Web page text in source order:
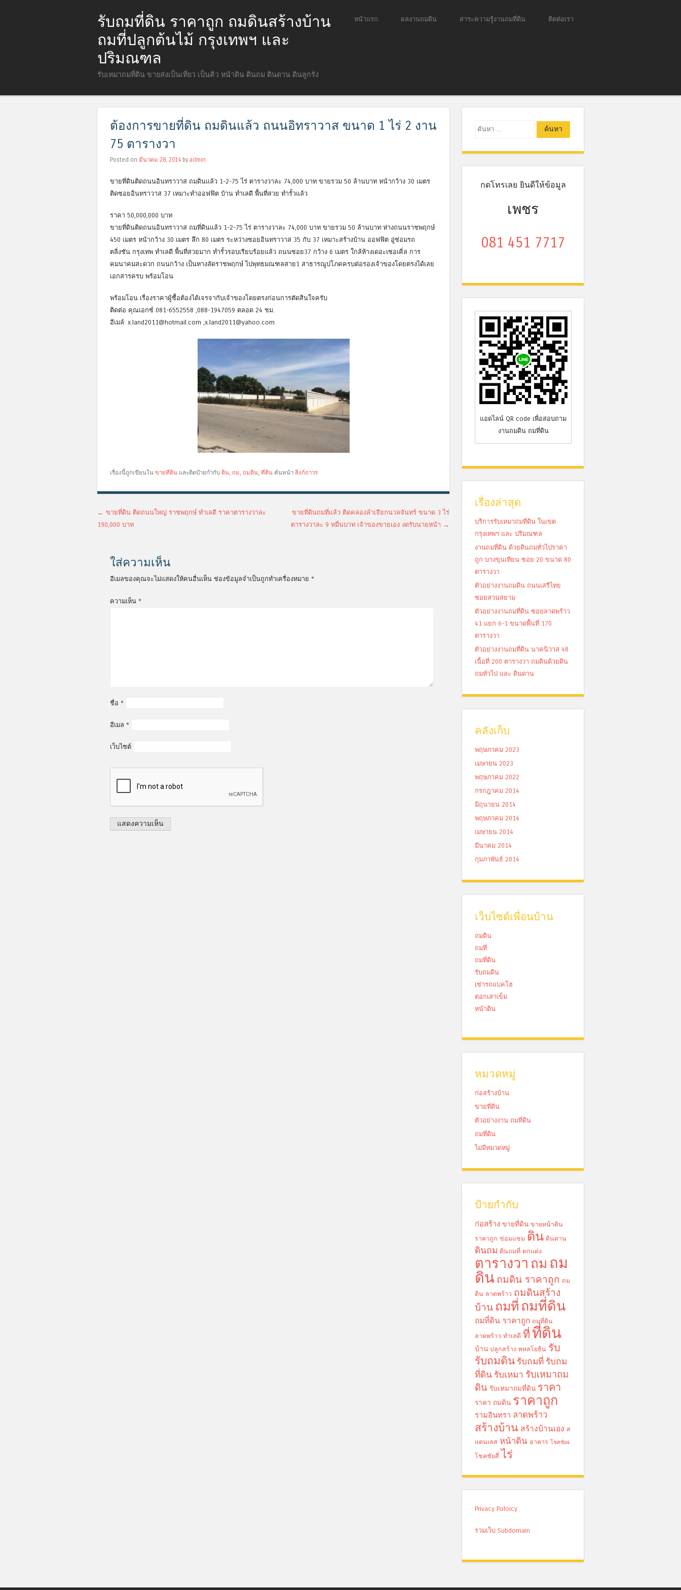
รับถมที่ดิน ราคาถูก ถมดินสร้างบ้าน
ถมที่ปลูกต้นไม้ กรุงเทพฯ และ
ปริมณฑล
รับเหมาถมที่ดิน ขายส่งเป็นเที่ยว เป็นคิว หน้าดิน ดินถม ดินดาน ดินลูกรัง
ข้ามไปยังเนื้อหา
หน้าแรก ผลงานถมดิน สาระความรู้งานถมที่ดิน ติดต่อเรา
ต้องการขายที่ดิน ถมดินแล้ว ถนนอิทราวาส ขนาด 1 ไร่ 2 งาน
75 ตารางวา
Posted on มีนาคม 28, 2014 by admin
ขายที่ดินติดถนนอินทราวาส ถมดินแล้ว 1-2-75 ไร่ ตารางวาละ 74,000 บาท ขายรวม 50 ล้านบาท หน้ากว้าง 30 เมตร
ติดซอยอินทราวาส 37 เหมาะทำออฟฟิต บ้าน ทำเลดี พื้นที่สวย ทำรั้วแล้ว
ราคา 50,000,000 บาท
ขายที่ดินติดถนนอินทราวาส ถมที่ดินแล้ว 1-2-75 ไร่ ตารางวาละ 74,000 บาท ขายรวม 50 ล้านบาท ห่างถนนราชพฤกษ์
450 เมตร หน้ากว้าง 30 เมตร ลึก 80 เมตร ระหว่างซอยอินทราวาส 35 กับ 37 เหมาะสร้างบ้าน ออฟฟิต อู่ซ่อมรถ
ตลิ่งชัน กรุงเทพ ทำเลดี พื้นที่สวยมาก ทำรั้วรอบเรียบร้อยแล้ว ถนนซอย37 กว้าง 6 เมตร ใกล้ห้างเดอะเซอเคิ่ล การ
คมนาคมสะดวก ถนนกว้าง เป็นทางลัดราชพฤกษ์ ไปพุทธมณฑลสาย1 สาธารณูปโภคครบต่อรองเจ้าของโดยตรงได้เลย
เอกสารครบ พร้อมโอน
พร้อมโอน เรื่องราคาผู้ซื้อต้องได้เจรจากับเจ้าของโดยตรงก่อนการตัดสินใจครับ
ติดต่อ คุณเอกซ์ 081-6552558 ,088-1947059 ตลอด 24 ชม.
อีเมล์: x.land2011@hotmail.com ,x.land2011@yahoo.com
เรื่องนี้ถูกเขียนใน ขายที่ดิน และติดป้ายกำกับ ดิน ถม ถมดิน ที่ดิน คั่นหน้า ลิงก์ถาวร
เมนูนำทางเรื่อง
← ขายที่ดิน ติดถนนใหญ่ ราชพฤกษ์ ทำเลดี ราคาตารางวาละ
190,000 บาท
ขายที่ดินถมที่แล้ว ติดคลองลำเจียกนวลจันทร์ ขนาด 3 ไร่
ตารางวาละ 9 หมื่นบาท เจ้าของขายเอง งดรับนายหน้า →
ใส่ความเห็น
อีเมลของคุณจะไม่แสดงให้คนอื่นเห็น ช่องข้อมูลจำเป็นถูกทำเครื่องหมาย *
ความเห็น *
ชื่อ *
อีเมล *
เว็บไซต์
ค้นหา
กดโทรเลย ยินดีให้ข้อมูล
เพชร
081 451 7717
แอดไลน์ QR code เพื่อสอบถาม
งานถมดิน ถมที่ดิน
เรื่องล่าสุด
บริการรับเหมาถมที่ดิน ในเขต
กรุงเทพฯ และ ปริมณฑล
งานถมที่ดิน ด้วยดินถมทั่วไปราคา
ถูก บางขุนเทียน ซอย 20 ขนาด 80
ตารางวา
ตัวอย่างงานถมดิน ถนนเสรีไทย
ซอยสวนสยาม
ตัวอย่างงานถมที่ดิน ซอยลาดพร้าว
41 แยก 6-1 ขนาดพื้นที่ 170
ตารางวา
ตัวอย่างงานถมที่ดิน นาคนิวาส 48
เนื้อที่ 200 ตารางวา ถมดินด้วยดิน
ถมทั่วไป และ ดินดาน
คลังเก็บ
พฤษภาคม 2023
เมษายน 2023
พฤษภาคม 2022
กรกฎาคม 2014
มิถุนายน 2014
พฤษภาคม 2014
เมษายน 2014
มีนาคม 2014
กุมภาพันธ์ 2014
เว็บไซด์เพื่อนบ้าน
ถมดิน
ถมที่
ถมที่ดิน
รับถมดิน
เช่ารถแบคโฮ
ตอกเสาเข็ม
หน้าดิน
หมวดหมู่
ก่อสร้างบ้าน
ขายที่ดิน
ตัวอย่างงาน ถมที่ดิน
ถมที่ดิน
ไม่มีหมวดหมู่
ป้ายกำกับ
ก่อสร้าง ขายที่ดิน ขายหน้าดิน
ราคาถูก ซ่อมแซม ดิน ดินดาน
ดินถม ดินถมที่ ตกแต่ง
ตารางวา ถม ถม
ดิน ถมดิน ราคาถูก ถม
ดิน ลาดพร้าว ถมดินสร้าง
บ้าน ถมที่ ถมที่ดิน
ถมที่ดิน ราคาถูก ถมที่ดิน
ลาดพร้าว ทำเลดี ที่ ที่ดิน
บ้าน ปลูกสร้าง พหลโยธิน รับ
รับถมดิน รับถมที่ รับถม
ที่ดิน รับเหมา รับเหมาถม
ดิน รับเหมาถมที่ดิน ราคา
ราคา ถมดิน ราคาถูก
รามอินทรา ลาดพร้าว
สร้างบ้าน สร้างบ้านเอง ส
แตนเลส หน้าดิน อาคาร โชคชัย4
โชคชัยสี่ ไร่
Privacy Poloicy
รวมเว็บ Subdomain